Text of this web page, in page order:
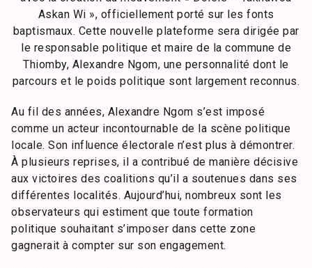
Askan Wi », officiellement porté sur les fonts
baptismaux. Cette nouvelle plateforme sera dirigée par
le responsable politique et maire de la commune de
Thiomby, Alexandre Ngom, une personnalité dont le
parcours et le poids politique sont largement reconnus.
Au fil des années, Alexandre Ngom s’est imposé
comme un acteur incontournable de la scène politique
locale. Son influence électorale n’est plus à démontrer.
À plusieurs reprises, il a contribué de manière décisive
aux victoires des coalitions qu’il a soutenues dans ses
différentes localités. Aujourd’hui, nombreux sont les
observateurs qui estiment que toute formation
politique souhaitant s’imposer dans cette zone
gagnerait à compter sur son engagement.